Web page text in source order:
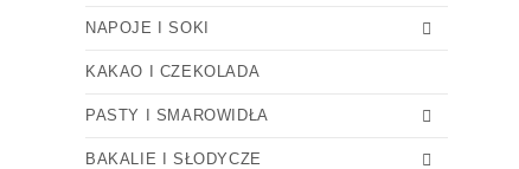
NAPOJE I SOKI
KAKAO I CZEKOLADA
PASTY I SMAROWIDŁA
BAKALIE I SŁODYCZE